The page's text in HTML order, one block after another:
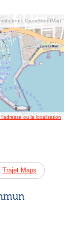
OpenStreetMap
l’adresse ou la localisation
Trajet Maps